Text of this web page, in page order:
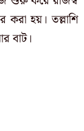
করা হয়। তল্লাশি
বাট।